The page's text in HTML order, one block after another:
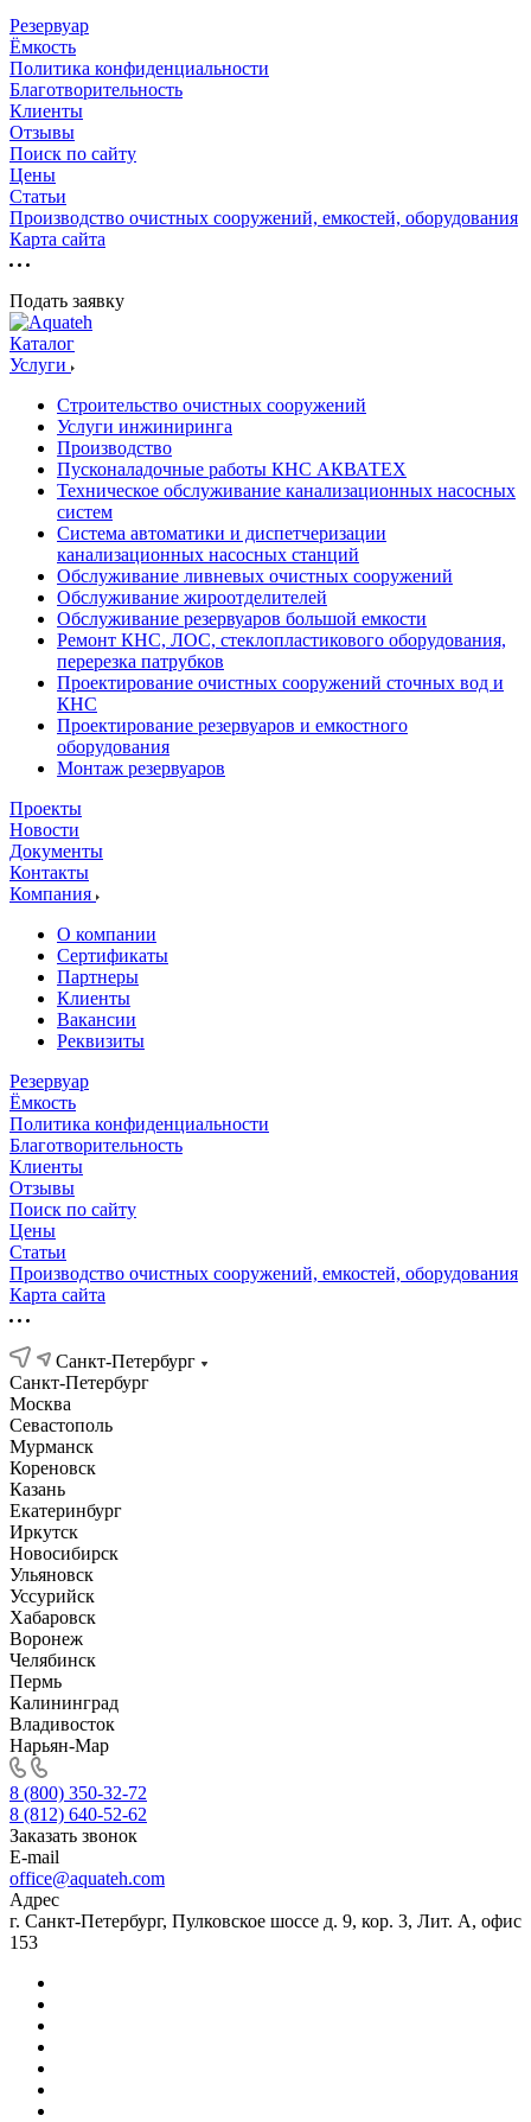
Резервуар
Ёмкость
Политика конфиденциальности
Благотворительность
Клиенты
Отзывы
Поиск по сайту
Цены
Статьи
Производство очистных сооружений, емкостей, оборудования
Карта сайта
Подать заявку
Каталог
Услуги
Строительство очистных сооружений
Услуги инжиниринга
Производство
Пусконаладочные работы КНС АКВАТЕХ
Техническое обслуживание канализационных насосных
систем
Система автоматики и диспетчеризации
канализационных насосных станций
Обслуживание ливневых очистных сооружений
Обслуживание жироотделителей
Обслуживание резервуаров большой емкости
Ремонт КНС, ЛОС, стеклопластикового оборудования,
перерезка патрубков
Проектирование очистных сооружений сточных вод и
КНС
Проектирование резервуаров и емкостного
оборудования
Монтаж резервуаров
Проекты
Новости
Документы
Контакты
Компания
О компании
Сертификаты
Партнеры
Клиенты
Вакансии
Реквизиты
Резервуар
Ёмкость
Политика конфиденциальности
Благотворительность
Клиенты
Отзывы
Поиск по сайту
Цены
Статьи
Производство очистных сооружений, емкостей, оборудования
Карта сайта
Санкт-Петербург
Санкт-Петербург
Москва
Севастополь
Мурманск
Кореновск
Казань
Екатеринбург
Иркутск
Новосибирск
Ульяновск
Уссурийск
Хабаровск
Воронеж
Челябинск
Пермь
Калининград
Владивосток
Нарьян-Мар
8 (800) 350-32-72
8 (812) 640-52-62
Заказать звонок
E-mail
office@aquateh.com
Адрес
г. Санкт-Петербург, Пулковское шоссе д. 9, кор. 3, Лит. А, офис
153